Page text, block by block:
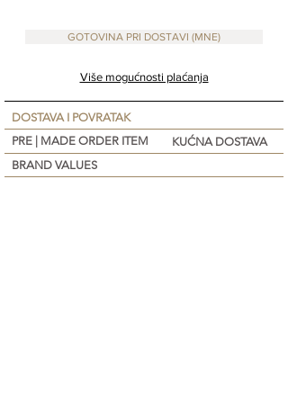
GOTOVINA PRI DOSTAVI (MNE)
Više mogućnosti plaćanja
DOSTAVA I POVRATAK
PRE | MADE ORDER ITEM
KUĆNA DOSTAVA
BRAND VALUES